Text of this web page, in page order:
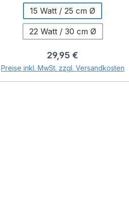
Durchmesser : 25 cm- Anschluss
: 220/230 Volt
15 Watt / 25 cm Ø
22 Watt / 30 cm Ø
Regulärer Preis:
29,95 €
Preise inkl. MwSt. zzgl. Versandkosten
In den Warenkorb